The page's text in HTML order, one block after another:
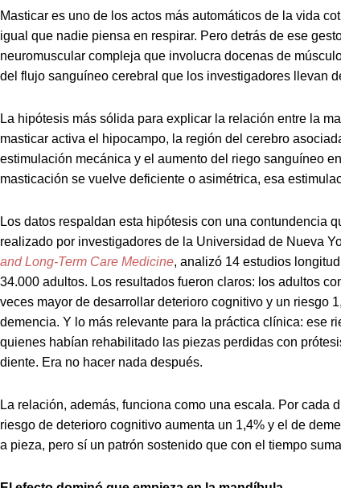
Masticar es uno de los actos más automáticos de la vida
igual que nadie piensa en respirar. Pero detrás de ese
neuromuscular compleja que involucra docenas de
del flujo sanguíneo cerebral que los investigadores llevan
La hipótesis más sólida para explicar la relación entre la
masticar activa el hipocampo, la región del cerebro
estimulación mecánica y el aumento del riego sanguíneo
masticación se vuelve deficiente o asimétrica, esa
Los datos respaldan esta hipótesis con una contundencia
realizado por investigadores de la Universidad de Nueva
and Long-Term Care Medicine, analizó 14 estudios
34.000 adultos. Los resultados fueron claros: los adultos
veces mayor de desarrollar deterioro cognitivo y un riesgo
demencia. Y lo más relevante para la práctica clínica: ese
quienes habían rehabilitado las piezas perdidas con
diente. Era no hacer nada después.
La relación, además, funciona como una escala. Por cada
riesgo de deterioro cognitivo aumenta un 1,4% y el de
a pieza, pero sí un patrón sostenido que con el tiempo